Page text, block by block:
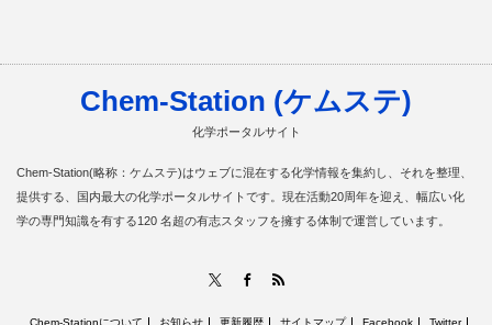
Chem-Station (ケムステ)
化学ポータルサイト
Chem-Station(略称：ケムステ)はウェブに混在する化学情報を集約し、それを整理、
提供する、国内最大の化学ポータルサイトです。現在活動20周年を迎え、幅広い化
学の専門知識を有する120 名超の有志スタッフを擁する体制で運営しています。
Facebook
Chem-Stationについて お知らせ 更新履歴 サイトマップ Facebook Twitter